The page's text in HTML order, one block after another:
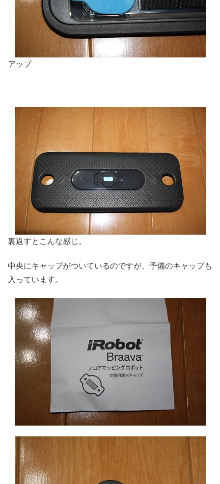
アップ
裏返すとこんな感じ。
中央にキャップがついているのですが、予備のキャップも
入っています。